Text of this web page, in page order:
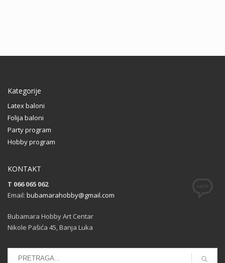
Kategorije
Latex baloni
Folija baloni
Party program
Hobby program
KONTAKT
T 066 065 062
Email: bubamarahobby@gmail.com
Bubamara Hobby Art Centar
Nikole Pašića 45, Banja Luka